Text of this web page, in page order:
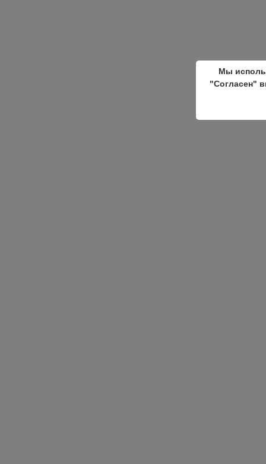
Мы
"Согласен"